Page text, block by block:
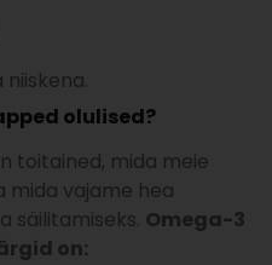
olulised?
toitained, mida meie
mida vajame hea
säilitamiseks. Omega-3
on: